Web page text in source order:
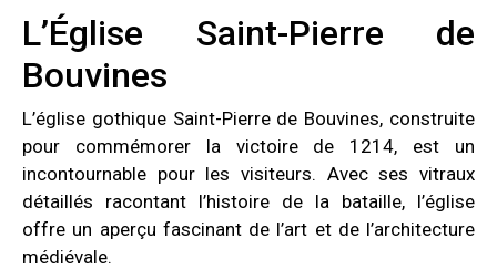
L’Église Saint-Pierre de
Bouvines
L’église gothique Saint-Pierre de Bouvines, construite
pour commémorer la victoire de 1214, est un
incontournable pour les visiteurs. Avec ses vitraux
détaillés racontant l’histoire de la bataille, l’église
offre un aperçu fascinant de l’art et de l’architecture
médiévale.